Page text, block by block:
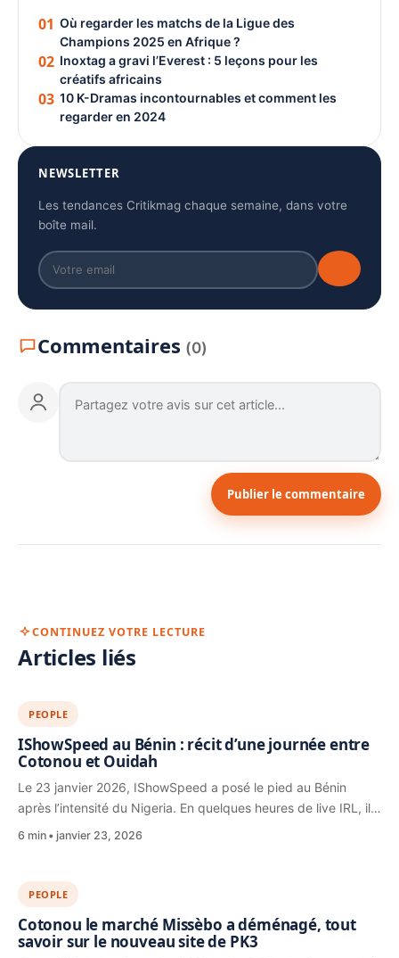
01 Où regarder les matchs de la Ligue des
Champions 2025 en Afrique ?
02 Inoxtag a gravi l’Everest : 5 leçons pour les
créatifs africains
03 10 K-Dramas incontournables et comment les
regarder en 2024
NEWSLETTER
Les tendances Critikmag chaque semaine, dans votre
boîte mail.
Commentaires (0)
Publier le commentaire
CONTINUEZ VOTRE LECTURE
Articles liés
PEOPLE
IShowSpeed au Bénin : récit d’une journée entre
Cotonou et Ouidah
Le 23 janvier 2026, IShowSpeed a posé le pied au Bénin
après l’intensité du Nigeria. En quelques heures de live IRL, il…
6 min janvier 23, 2026
PEOPLE
Cotonou le marché Missèbo a déménagé, tout
savoir sur le nouveau site de PK3